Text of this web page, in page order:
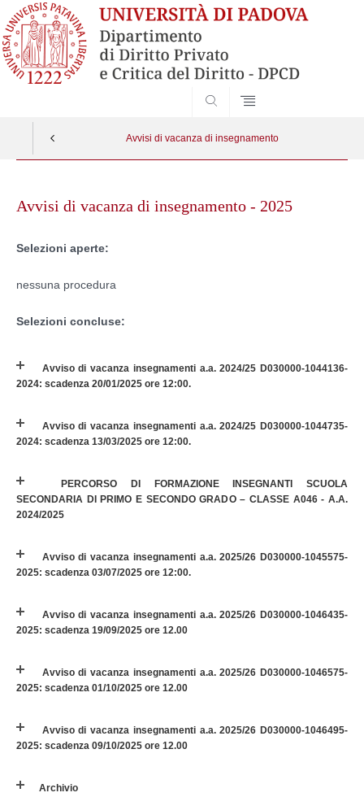
Avvisi di vacanza di insegnamento
contentAvvisi di vacanza di insegnamento - 2025
Selezioni aperte:
nessuna procedura
Selezioni concluse:
Avviso di vacanza insegnamenti a.a. 2024/25 D030000-1044136-
2024: scadenza 20/01/2025 ore 12:00.
Avviso di vacanza insegnamenti a.a. 2024/25 D030000-1044735-
2024: scadenza 13/03/2025 ore 12:00.
PERCORSO DI FORMAZIONE INSEGNANTI SCUOLA
SECONDARIA DI PRIMO E SECONDO GRADO – CLASSE A046 - A.A.
2024/2025
Avviso di vacanza insegnamenti a.a. 2025/26 D030000-1045575-
2025: scadenza 03/07/2025 ore 12:00.
Avviso di vacanza insegnamenti a.a. 2025/26 D030000-1046435-
2025: scadenza 19/09/2025 ore 12.00
Avviso di vacanza insegnamenti a.a. 2025/26 D030000-1046575-
2025: scadenza 01/10/2025 ore 12.00
Avviso di vacanza insegnamenti a.a. 2025/26 D030000-1046495-
2025: scadenza 09/10/2025 ore 12.00
Archivio